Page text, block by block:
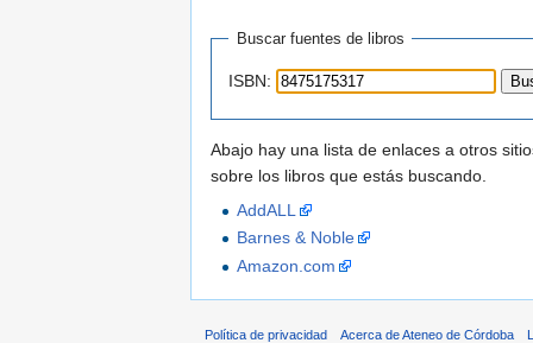
Buscar fuentes de libros
ISBN:
Abajo hay una lista de enlaces a otros
sobre los libros que estás buscando.
AddALL
Barnes & Noble
Amazon.com
Política de privacidad Acerca de Ateneo de Córdoba